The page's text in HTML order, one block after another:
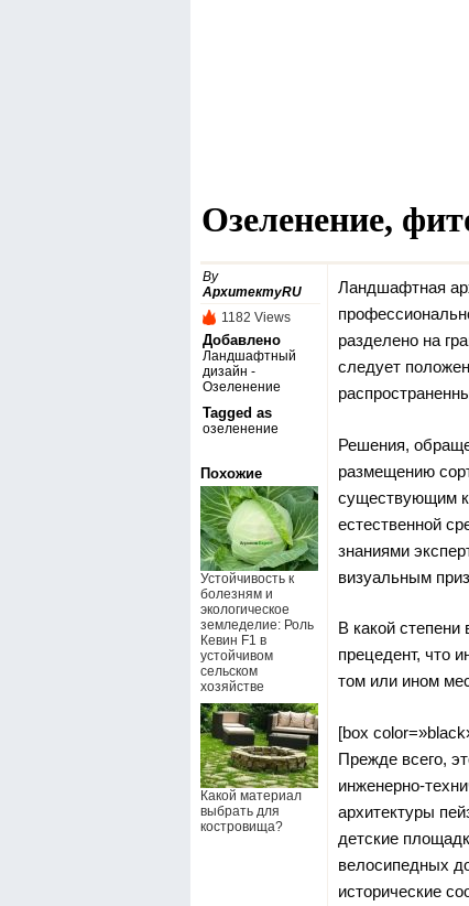
Озеленение,
By
АрхитектуRU
1182 Views
Добавлено
Ландшафтный
дизайн -
Озеленение‎
Tagged as
озеленение
Похожие
Устойчивость к
болезням и
экологическое
земледелие: Роль
Кевин F1 в
устойчивом
сельском
хозяйстве
Какой материал
выбрать для
костровища?
Ландшафтная
разделено на
следует
Решения,
размещению
существующим
естественной
знаниями
визуальным
В какой
прецедент, что
том или ином
[box
Прежде всего,
инженерно-
архитектуры
детские
велосипедных
исторические